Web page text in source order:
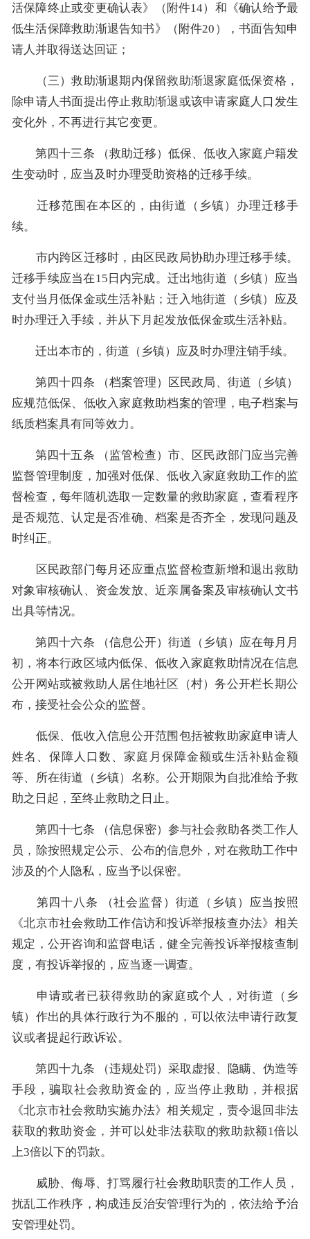
活保障终止或变更确认表》（附件14）和《确认给予最
低生活保障救助渐退告知书》（附件20），书面告知申
请人并取得送达回证；
（三）救助渐退期内保留救助渐退家庭低保资格，
除申请人书面提出停止救助渐退或该申请家庭人口发生
变化外，不再进行其它变更。
第四十三条 （救助迁移）低保、低收入家庭户籍发
生变动时，应当及时办理受助资格的迁移手续。
迁移范围在本区的，由街道（乡镇）办理迁移手
续。
市内跨区迁移时，由区民政局协助办理迁移手续。
迁移手续应当在15日内完成。迁出地街道（乡镇）应当
支付当月低保金或生活补贴；迁入地街道（乡镇）应及
时办理迁入手续，并从下月起发放低保金或生活补贴。
迁出本市的，街道（乡镇）应及时办理注销手续。
第四十四条 （档案管理）区民政局、街道（乡镇）
应规范低保、低收入家庭救助档案的管理，电子档案与
纸质档案具有同等效力。
第四十五条 （监管检查）市、区民政部门应当完善
监督管理制度，加强对低保、低收入家庭救助工作的监
督检查，每年随机选取一定数量的救助家庭，查看程序
是否规范、认定是否准确、档案是否齐全，发现问题及
时纠正。
区民政部门每月还应重点监督检查新增和退出救助
对象审核确认、资金发放、近亲属备案及审核确认文书
出具等情况。
第四十六条 （信息公开）街道（乡镇）应在每月月
初，将本行政区域内低保、低收入家庭救助情况在信息
公开网站或被救助人居住地社区（村）务公开栏长期公
布，接受社会公众的监督。
低保、低收入信息公开范围包括被救助家庭申请人
姓名、保障人口数、家庭月保障金额或生活补贴金额
等、所在街道（乡镇）名称。公开期限为自批准给予救
助之日起，至终止救助之日止。
第四十七条 （信息保密）参与社会救助各类工作人
员，除按照规定公示、公布的信息外，对在救助工作中
涉及的个人隐私，应当予以保密。
第四十八条 （社会监督）街道（乡镇）应当按照
《北京市社会救助工作信访和投诉举报核查办法》相关
规定，公开咨询和监督电话，健全完善投诉举报核查制
度，有投诉举报的，应当逐一调查。
申请或者已获得救助的家庭或个人，对街道（乡
镇）作出的具体行政行为不服的，可以依法申请行政复
议或者提起行政诉讼。
第四十九条 （违规处罚）采取虚报、隐瞒、伪造等
手段，骗取社会救助资金的，应当停止救助，并根据
《北京市社会救助实施办法》相关规定，责令退回非法
获取的救助资金，并可以处非法获取的救助款额1倍以
上3倍以下的罚款。
威胁、侮辱、打骂履行社会救助职责的工作人员，
扰乱工作秩序，构成违反治安管理行为的，依法给予治
安管理处罚。